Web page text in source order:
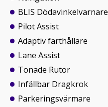
BLIS Dödavinkelvarnare
Pilot Assist
Adaptiv farthållare
Lane Assist
Tonade Rutor
Infällbar Dragkrok
Parkeringsvärmare